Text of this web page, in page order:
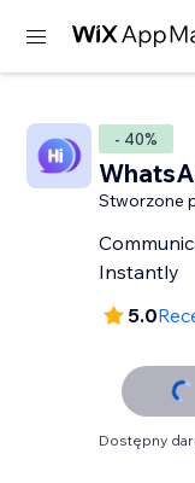
- 40%
Stworzone
Instantly
5.0
Dostępny